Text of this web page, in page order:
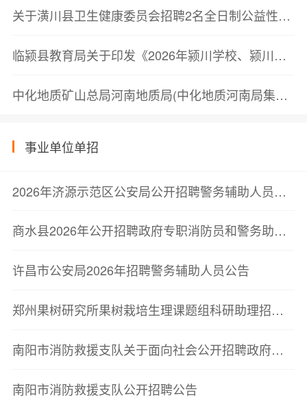
关于潢川县卫生健康委员会招聘2名全日制公益性岗位的公告
临颍县教育局关于印发《2026年颍川学校、颍川新赵学校等学校公开选调教师实施方案》的通知
中化地质矿山总局河南地质局(中化地质河南局集团有限公司)2026年成熟人才招聘公告
事业单位单招
2026年济源示范区公安局公开招聘警务辅助人员拟聘用人员公示
商水县2026年公开招聘政府专职消防员和警务助理面试成绩公示
许昌市公安局2026年招聘警务辅助人员公告
郑州果树研究所果树栽培生理课题组科研助理招聘启事
南阳市消防救援支队关于面向社会公开招聘政府专职消防员的公告
南阳市消防救援支队公开招聘公告